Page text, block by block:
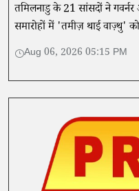
तमिलनाडु के 21 सांसदों ने
समारोहों में 'तमीज़ थाई वाज़्थु'
परंपरा बहाल करने की मांग की है।
Aug 06, 2026 05:15 PM